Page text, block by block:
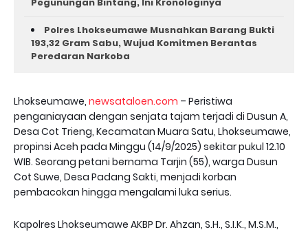
Polres Lhokseumawe Musnahkan Barang Bukti
193,32 Gram Sabu, Wujud Komitmen Berantas
Peredaran Narkoba
Lhokseumawe, newsataloen.com – Peristiwa
penganiayaan dengan senjata tajam terjadi di Dusun A,
Desa Cot Trieng, Kecamatan Muara Satu, Lhokseumawe,
propinsi Aceh pada Minggu (14/9/2025) sekitar pukul 12.10
WIB. Seorang petani bernama Tarjin (55), warga Dusun
Cot Suwe, Desa Padang Sakti, menjadi korban
pembacokan hingga mengalami luka serius.
Kapolres Lhokseumawe AKBP Dr. Ahzan, S.H., S.I.K., M.S.M.,